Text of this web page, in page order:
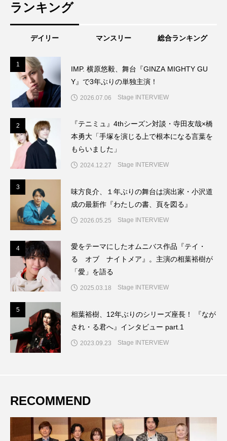
ランキング
デイリー マンスリー 総合ランキング
1
IMP. 横原悠毅、舞台『GINZA MIGHTY GU
Y』で3年ぶりの単独主演！
2026.07.06 Stage INTERVIEW
2
『テニミュ』4thシーズン対談・寺田友哉×橋
本勇大「手塚を演じる上で根本になる言葉を
もらいました」
2024.12.27 Stage INTERVIEW
3
味方良介、１年ぶりの舞台は演出家・小沢道
成の最新作『わたしの書、頁を図る』
2026.05.25 Stage INTERVIEW
4
愛をテーマにしたオムニバス作品『テイ・
る オブ ナイトメア』。主演の相葉裕樹が
「愛」を語る
2025.03.18 Stage INTERVIEW
5
相葉裕樹、12年ぶりのシリーズ座長！ 『なが
され・る君へ』インタビュー part.1
2023.09.23 Stage INTERVIEW
RECOMMEND